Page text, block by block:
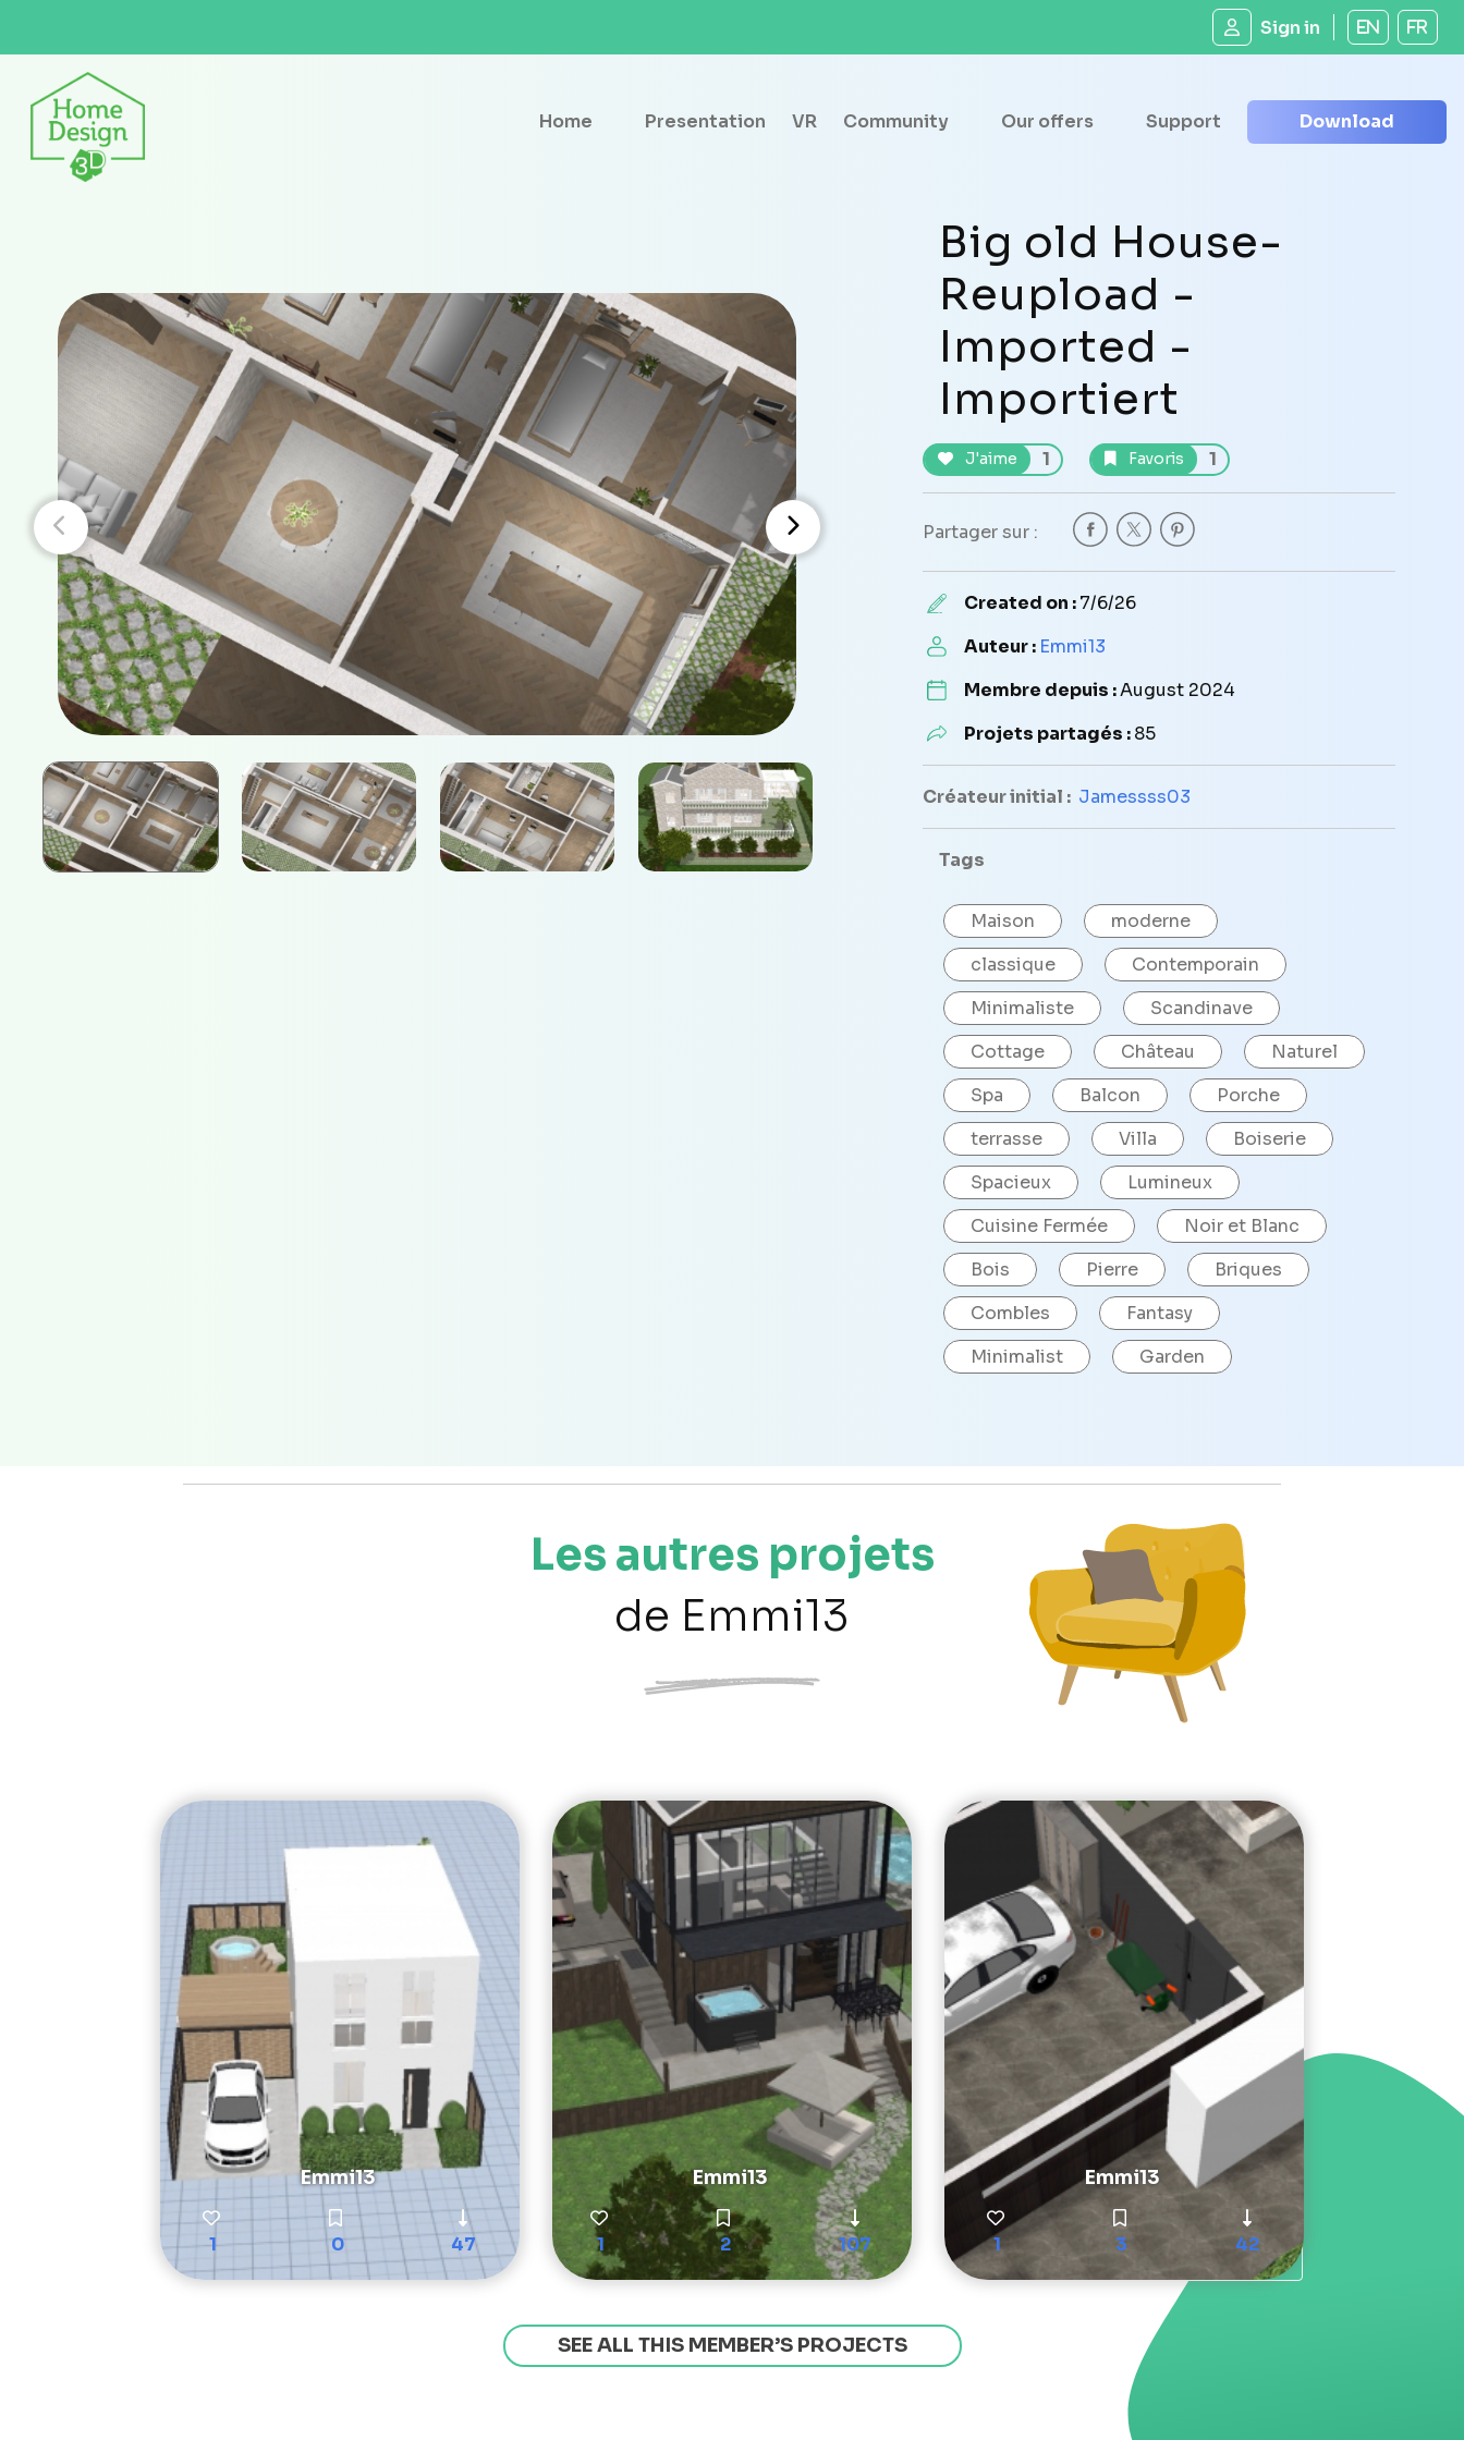
Sign in EN FR
Home Presentation VR Community Our offers Support Download
Big old House-
Reupload -
Imported -
Importiert
J'aime 1 Favoris 1
Partager sur :
Created on :7/6/26
Auteur : Emmi13
Membre depuis :August 2024
Projets partagés :85
Créateur initial : Jamessss03
Tags
Maison
moderne
classique
Contemporain
Minimaliste
Scandinave
Cottage
Château
Naturel
Spa
Balcon
Porche
terrasse
Villa
Boiserie
Spacieux
Lumineux
Cuisine Fermée
Noir et Blanc
Bois
Pierre
Briques
Combles
Fantasy
Minimalist
Garden
Les autres projets
de Emmi13
Emmi13
1 0 47
Emmi13
1 2 107
Emmi13
1 3 42
SEE ALL THIS MEMBER’S PROJECTS